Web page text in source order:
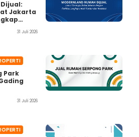
Jakarta
31 Juli 2026
Park
31 Juli 2026